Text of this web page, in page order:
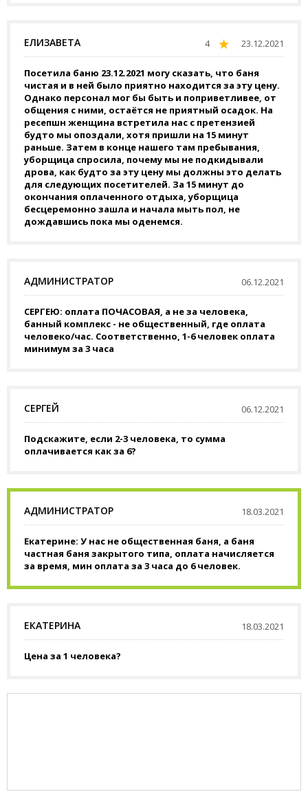
ЕЛИЗАВЕТА 4 23.12.2021
Посетила баню 23.12.2021 могу сказать, что баня
чистая и в ней было приятно находится за эту цену.
Однако персонал мог бы быть и поприветливее, от
общения с ними, остаётся не приятный осадок. На
ресепшн женщина встретила нас с претензией
будто мы опоздали, хотя пришли на 15 минут
раньше. Затем в конце нашего там пребывания,
уборщица спросила, почему мы не подкидывали
дрова, как будто за эту цену мы должны это делать
для следующих посетителей. За 15 минут до
окончания оплаченного отдыха, уборщица
бесцеремонно зашла и начала мыть пол, не
дождавшись пока мы оденемся.
АДМИНИСТРАТОР 06.12.2021
СЕРГЕЮ: оплата ПОЧАСОВАЯ, а не за человека,
банный комплекс - не общественный, где оплата
человеко/час. Соответственно, 1-6 человек оплата
минимум за 3 часа
СЕРГЕЙ 06.12.2021
Подскажите, если 2-3 человека, то сумма
оплачивается как за 6?
АДМИНИСТРАТОР 18.03.2021
Екатерине: У нас не общественная баня, а баня
частная баня закрытого типа, оплата начисляется
за время, мин оплата за 3 часа до 6 человек.
ЕКАТЕРИНА 18.03.2021
Цена за 1 человека?